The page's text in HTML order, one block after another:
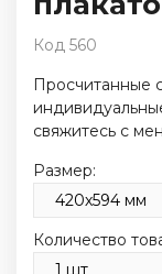
Код 560
Просчитанные
свяжитесь с
Размер:
Количество